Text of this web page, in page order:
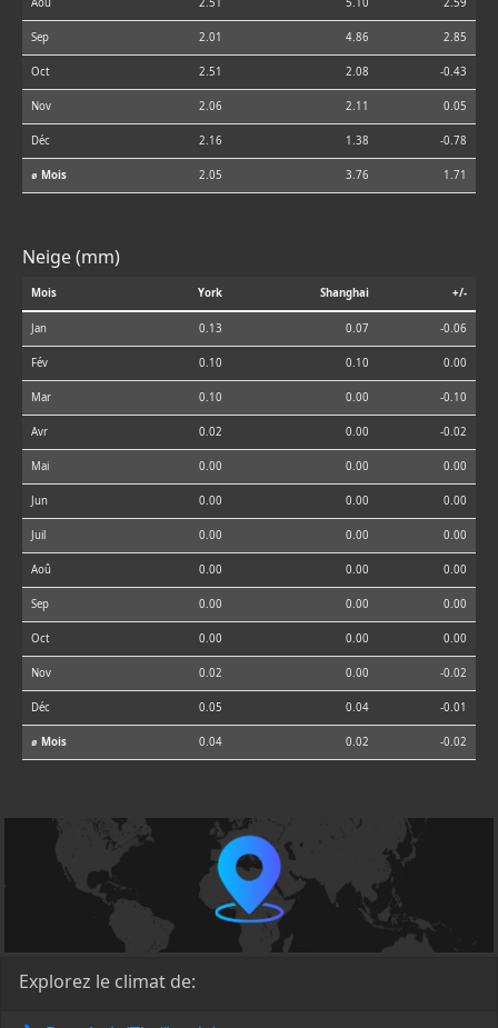
Aoû 2.51 5.10 2.59
Sep 2.01 4.86 2.85
Oct 2.51 2.08 -0.43
Nov 2.06 2.11 0.05
Déc 2.16 1.38 -0.78
⌀ Mois 2.05 3.76 1.71
Neige (mm)
Mois York Shanghai +/-
Jan 0.13 0.07 -0.06
Fév 0.10 0.10 0.00
Mar 0.10 0.00 -0.10
Avr 0.02 0.00 -0.02
Mai 0.00 0.00 0.00
Jun 0.00 0.00 0.00
Juil 0.00 0.00 0.00
Aoû 0.00 0.00 0.00
Sep 0.00 0.00 0.00
Oct 0.00 0.00 0.00
Nov 0.02 0.00 -0.02
Déc 0.05 0.04 -0.01
⌀ Mois 0.04 0.02 -0.02
Explorez le climat de: